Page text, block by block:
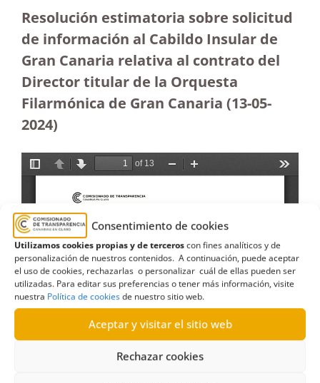
Consentimiento de cookies
Utilizamos cookies propias y de terceroscon fines analíticos y de
personalización de nuestros contenidos. A continuación, puede aceptar
el uso de cookies, rechazarlas o personalizar cuál de ellas pueden ser
utilizadas. Para editar sus preferencias o tener más información, visite
nuestra Política de cookiesde nuestro sitio web.
Aceptar y visitar el sitio web
Rechazar cookies
Resolución estimatoria sobre solicitud
de información al Cabildo Insular de
Gran Canaria relativa al contrato del
Director titular de la Orquesta
Filarmónica de Gran Canaria (13-05-
2024)